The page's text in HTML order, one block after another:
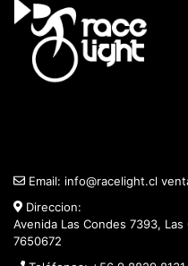
Email: info@racelight.cl
Direccion:
Avenida Las Condes 7393,
7650672